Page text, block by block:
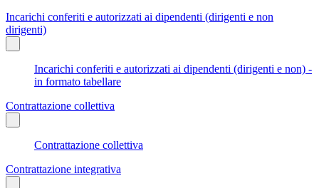
Incarichi conferiti e autorizzati ai dipendenti (dirigenti e non
dirigenti)
Incarichi conferiti e autorizzati ai dipendenti (dirigenti e non) -
in formato tabellare
Contrattazione collettiva
Contrattazione collettiva
Contrattazione integrativa